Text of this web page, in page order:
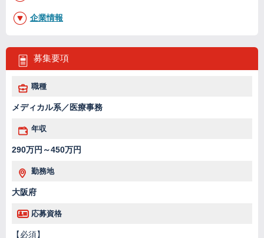
募集要項
職種
メディカル系／医療事務
年収
290万円～450万円
勤務地
大阪府
応募資格
【必須】
企業情報